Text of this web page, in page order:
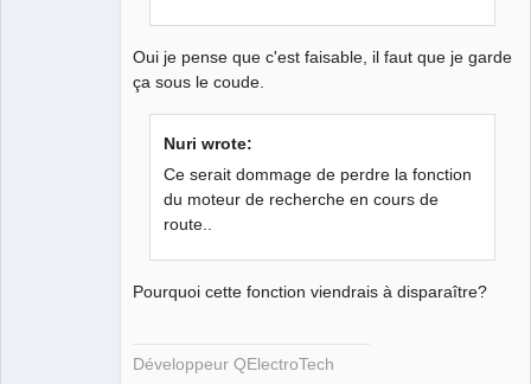
Oui je pense que c'est faisable, il faut que je garde
ça sous le coude.
Nuri wrote:
Ce serait dommage de perdre la fonction
du moteur de recherche en cours de
route..
Pourquoi cette fonction viendrais à disparaître?
Développeur QElectroTech